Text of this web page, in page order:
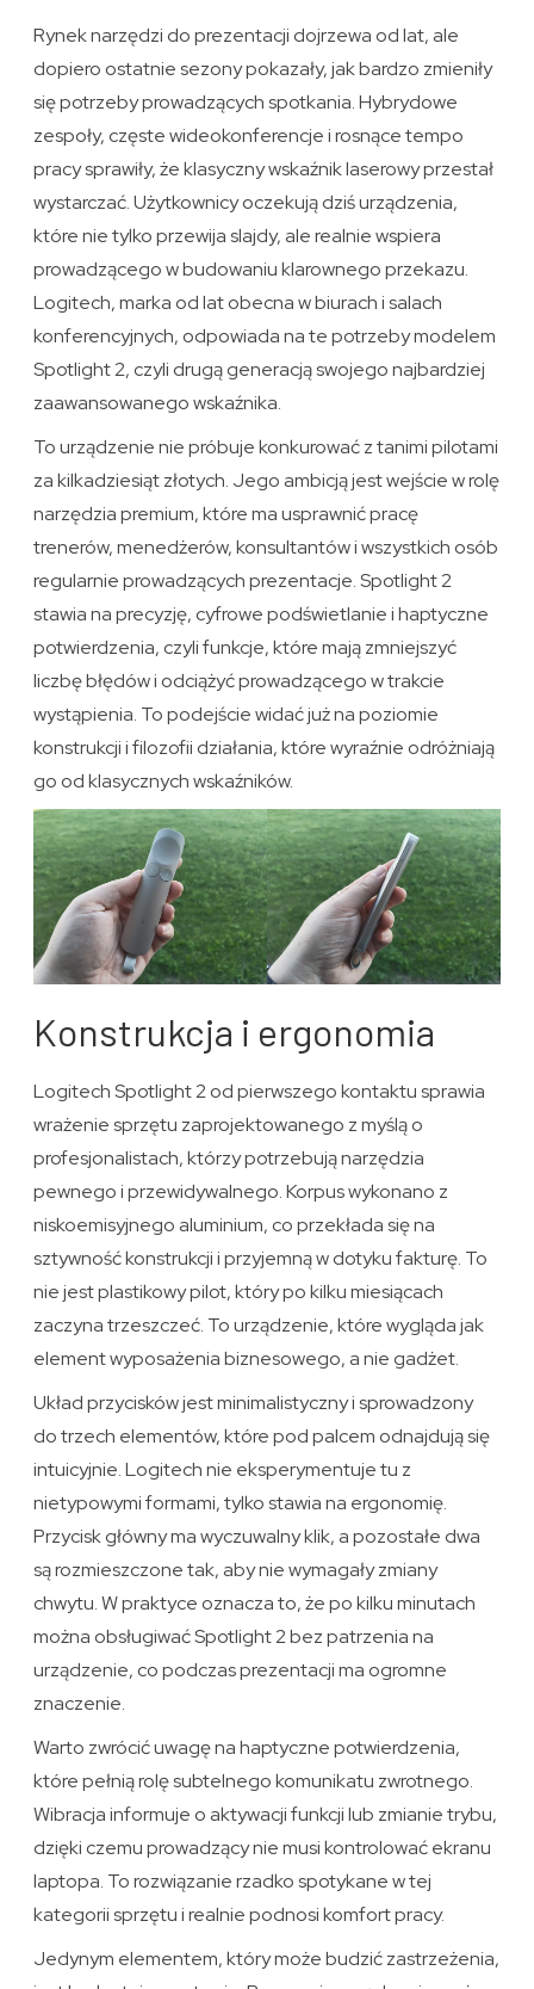
Rynek narzędzi do prezentacji dojrzewa od lat, ale
dopiero ostatnie sezony pokazały, jak bardzo zmieniły
się potrzeby prowadzących spotkania. Hybrydowe
zespoły, częste wideokonferencje i rosnące tempo
pracy sprawiły, że klasyczny wskaźnik laserowy przestał
wystarczać. Użytkownicy oczekują dziś urządzenia,
które nie tylko przewija slajdy, ale realnie wspiera
prowadzącego w budowaniu klarownego przekazu.
Logitech, marka od lat obecna w biurach i salach
konferencyjnych, odpowiada na te potrzeby modelem
Spotlight 2, czyli drugą generacją swojego najbardziej
zaawansowanego wskaźnika.
To urządzenie nie próbuje konkurować z tanimi pilotami
za kilkadziesiąt złotych. Jego ambicją jest wejście w rolę
narzędzia premium, które ma usprawnić pracę
trenerów, menedżerów, konsultantów i wszystkich osób
regularnie prowadzących prezentacje. Spotlight 2
stawia na precyzję, cyfrowe podświetlanie i haptyczne
potwierdzenia, czyli funkcje, które mają zmniejszyć
liczbę błędów i odciążyć prowadzącego w trakcie
wystąpienia. To podejście widać już na poziomie
konstrukcji i filozofii działania, które wyraźnie odróżniają
go od klasycznych wskaźników.
Konstrukcja i ergonomia
Logitech Spotlight 2 od pierwszego kontaktu sprawia
wrażenie sprzętu zaprojektowanego z myślą o
profesjonalistach, którzy potrzebują narzędzia
pewnego i przewidywalnego. Korpus wykonano z
niskoemisyjnego aluminium, co przekłada się na
sztywność konstrukcji i przyjemną w dotyku fakturę. To
nie jest plastikowy pilot, który po kilku miesiącach
zaczyna trzeszczeć. To urządzenie, które wygląda jak
element wyposażenia biznesowego, a nie gadżet.
Układ przycisków jest minimalistyczny i sprowadzony
do trzech elementów, które pod palcem odnajdują się
intuicyjnie. Logitech nie eksperymentuje tu z
nietypowymi formami, tylko stawia na ergonomię.
Przycisk główny ma wyczuwalny klik, a pozostałe dwa
są rozmieszczone tak, aby nie wymagały zmiany
chwytu. W praktyce oznacza to, że po kilku minutach
można obsługiwać Spotlight 2 bez patrzenia na
urządzenie, co podczas prezentacji ma ogromne
znaczenie.
Warto zwrócić uwagę na haptyczne potwierdzenia,
które pełnią rolę subtelnego komunikatu zwrotnego.
Wibracja informuje o aktywacji funkcji lub zmianie trybu,
dzięki czemu prowadzący nie musi kontrolować ekranu
laptopa. To rozwiązanie rzadko spotykane w tej
kategorii sprzętu i realnie podnosi komfort pracy.
Jedynym elementem, który może budzić zastrzeżenia,